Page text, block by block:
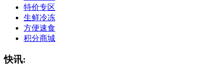
特价专区
生鲜冷冻
方便速食
积分商城
快讯: